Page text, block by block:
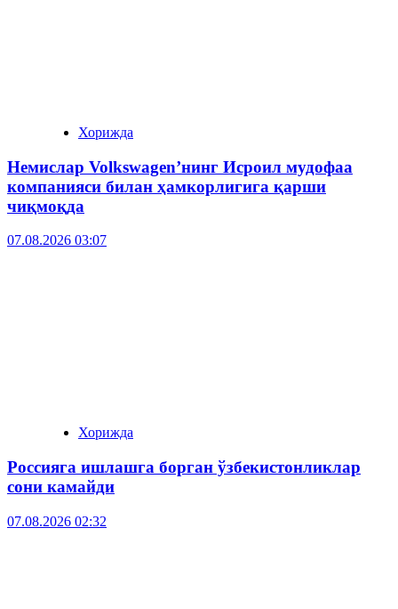
Хорижда
Немислар Volkswagen’нинг Исроил мудофаа
компанияси билан ҳамкорлигига қарши
чиқмоқда
07.08.2026 03:07
Хорижда
Россияга ишлашга борган ўзбекистонликлар
сони камайди
07.08.2026 02:32